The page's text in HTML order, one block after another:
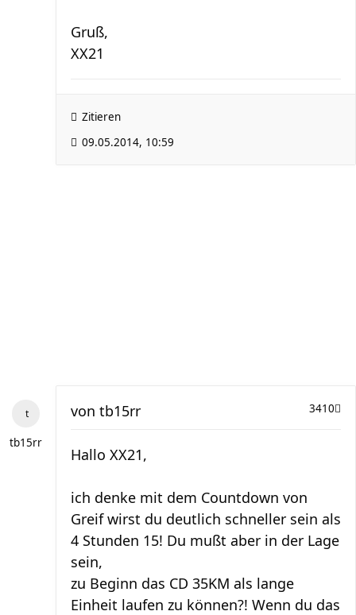
Gruß,
XX21
Zitieren
09.05.2014, 10:59
tb15rr
3410
von tb15rr
Hallo XX21,
ich denke mit dem Countdown von
Greif wirst du deutlich schneller sein als
4 Stunden 15! Du mußt aber in der Lage
sein,
zu Beginn das CD 35KM als lange
Einheit laufen zu können?! Wenn du das